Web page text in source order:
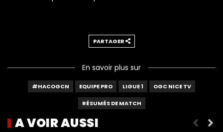
PARTAGER
En savoir plus sur
#HACOGCN EQUIPE PRO LIGUE 1 OGC NICE TV
RÉSUMÉS DE MATCH
A VOIR AUSSI